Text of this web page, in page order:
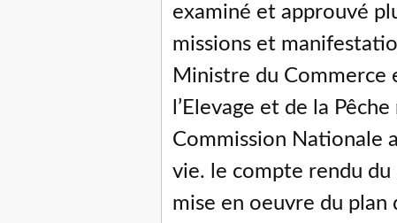
examiné et approuvé
missions et
Ministre du Commerce
l’Elevage et de la
Commission Nationale
vie. le compte rendu
mise en oeuvre du